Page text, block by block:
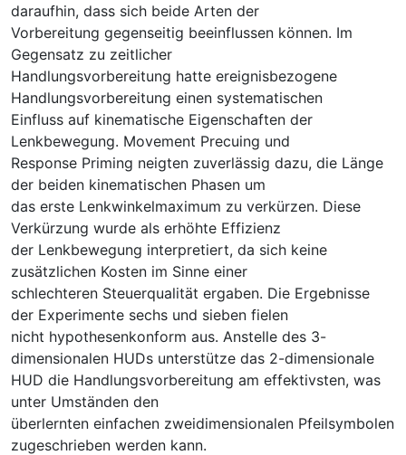
daraufhin, dass sich beide Arten der
Vorbereitung gegenseitig beeinflussen können. Im
Gegensatz zu zeitlicher
Handlungsvorbereitung hatte ereignisbezogene
Handlungsvorbereitung einen systematischen
Einfluss auf kinematische Eigenschaften der
Lenkbewegung. Movement Precuing und
Response Priming neigten zuverlässig dazu, die Länge
der beiden kinematischen Phasen um
das erste Lenkwinkelmaximum zu verkürzen. Diese
Verkürzung wurde als erhöhte Effizienz
der Lenkbewegung interpretiert, da sich keine
zusätzlichen Kosten im Sinne einer
schlechteren Steuerqualität ergaben. Die Ergebnisse
der Experimente sechs und sieben fielen
nicht hypothesenkonform aus. Anstelle des 3-
dimensionalen HUDs unterstütze das 2-dimensionale
HUD die Handlungsvorbereitung am effektivsten, was
unter Umständen den
überlernten einfachen zweidimensionalen Pfeilsymbolen
zugeschrieben werden kann.